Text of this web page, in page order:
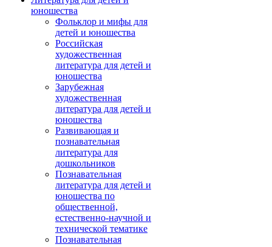
юношества
Фольклор и мифы для
детей и юношества
Российская
художественная
литература для детей и
юношества
Зарубежная
художественная
литература для детей и
юношества
Развивающая и
познавательная
литература для
дошкольников
Познавательная
литература для детей и
юношества по
общественной,
естественно-научной и
технической тематике
Познавательная